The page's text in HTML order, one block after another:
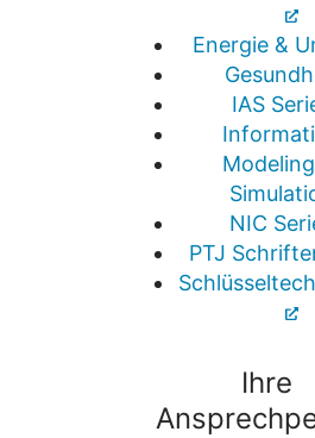
Energie &
IAS
NIC
PTJ
Ihre